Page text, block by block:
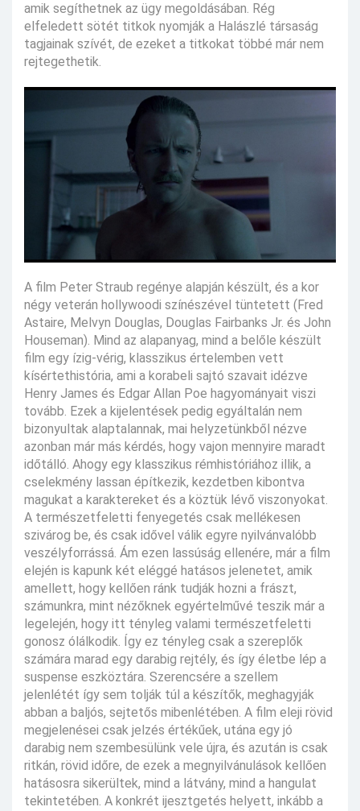
amik segíthetnek az ügy megoldásában. Rég
elfeledett sötét titkok nyomják a Halászlé társaság
tagjainak szívét, de ezeket a titkokat többé már nem
rejtegethetik.
A film Peter Straub regénye alapján készült, és a kor
négy veterán hollywoodi színészével tüntetett (Fred
Astaire, Melvyn Douglas, Douglas Fairbanks Jr. és John
Houseman). Mind az alapanyag, mind a belőle készült
film egy ízig-vérig, klasszikus értelemben vett
kísértethistória, ami a korabeli sajtó szavait idézve
Henry James és Edgar Allan Poe hagyományait viszi
tovább. Ezek a kijelentések pedig egyáltalán nem
bizonyultak alaptalannak, mai helyzetünkből nézve
azonban már más kérdés, hogy vajon mennyire maradt
időtálló. Ahogy egy klasszikus rémhistóriához illik, a
cselekmény lassan építkezik, kezdetben kibontva
magukat a karaktereket és a köztük lévő viszonyokat.
A természetfeletti fenyegetés csak mellékesen
szivárog be, és csak idővel válik egyre nyilvánvalóbb
veszélyforrássá. Ám ezen lassúság ellenére, már a film
elején is kapunk két eléggé hatásos jelenetet, amik
amellett, hogy kellően ránk tudják hozni a frászt,
számunkra, mint nézőknek egyértelművé teszik már a
legelején, hogy itt tényleg valami természetfeletti
gonosz ólálkodik. Így ez tényleg csak a szereplők
számára marad egy darabig rejtély, és így életbe lép a
suspense eszköztára. Szerencsére a szellem
jelenlétét így sem tolják túl a készítők, meghagyják
abban a baljós, sejtetős mibenlétében. A film eleji rövid
megjelenései csak jelzés értékűek, utána egy jó
darabig nem szembesülünk vele újra, és azután is csak
ritkán, rövid időre, de ezek a megnyilvánulások kellően
hatásosra sikerültek, mind a látvány, mind a hangulat
tekintetében. A konkrét ijesztgetés helyett, inkább a